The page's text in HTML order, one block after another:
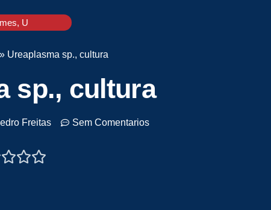
, U
» Ureaplasma sp., cultura
sp., cultura
Freitas Sem Comentarios
